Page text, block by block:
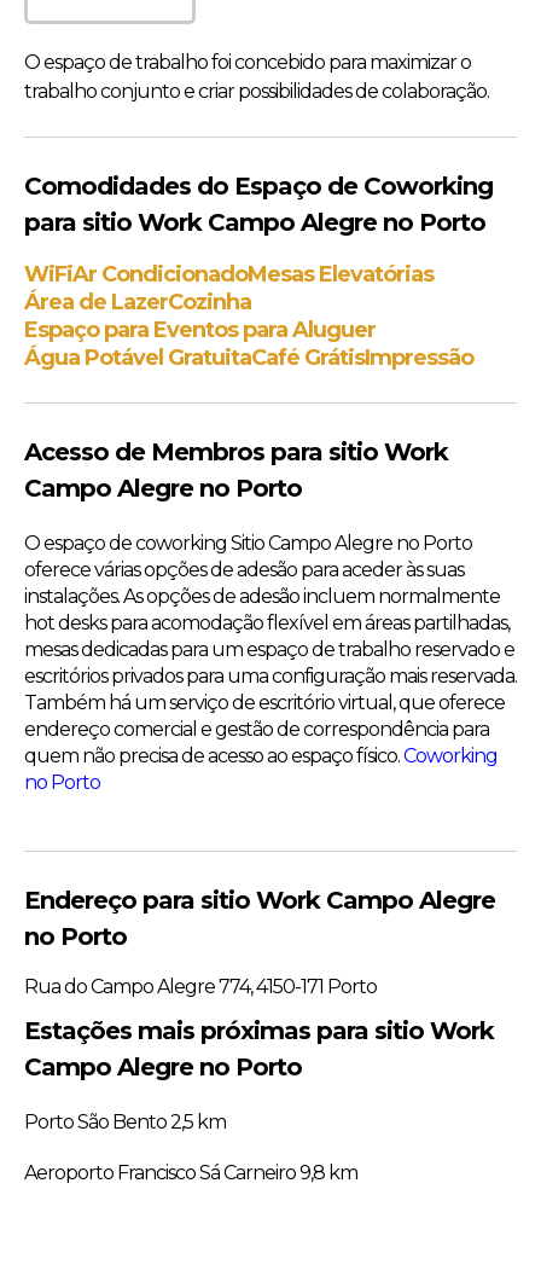
O espaço de trabalho foi concebido para maximizar o
trabalho conjunto e criar possibilidades de colaboração.
Comodidades do Espaço de Coworking
para sitio Work Campo Alegre no Porto
WiFiAr CondicionadoMesas Elevatórias
Área de LazerCozinha
Espaço para Eventos para Aluguer
Água Potável GratuitaCafé GrátisImpressão
Acesso de Membros para sitio Work
Campo Alegre no Porto
O espaço de coworking Sitio Campo Alegre no Porto
oferece várias opções de adesão para aceder às suas
instalações. As opções de adesão incluem normalmente
hot desks para acomodação flexível em áreas partilhadas,
mesas dedicadas para um espaço de trabalho reservado e
escritórios privados para uma configuração mais reservada.
Também há um serviço de escritório virtual, que oferece
endereço comercial e gestão de correspondência para
quem não precisa de acesso ao espaço físico.Coworking
no Porto
Endereço para sitio Work Campo Alegre
no Porto
Rua do Campo Alegre 774, 4150-171 Porto
Estações mais próximas para sitio Work
Campo Alegre no Porto
Porto São Bento 2,5 km
Aeroporto Francisco Sá Carneiro 9,8 km